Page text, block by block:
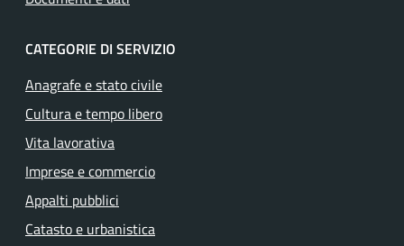
CATEGORIE DI SERVIZIO
Anagrafe e stato civile
Cultura e tempo libero
Vita lavorativa
Imprese e commercio
Appalti pubblici
Catasto e urbanistica